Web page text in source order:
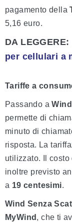
pagamento della
5,16 euro.
DA LEGGERE:
per cellulari a
Tariffe a
Passando aWind
permette di
minuto di
risposta. La
utilizzato. Il costo
inoltre previsto
a 19 centesimi.
Wind Senza
MyWind , che ti